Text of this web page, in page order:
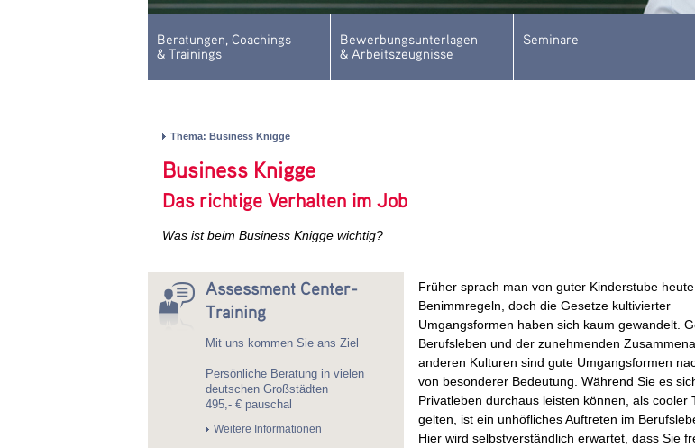
Beratungen, Coachings
& Trainings
Bewerbungsunterlagen
& Arbeitszeugnisse
Seminare
Thema: Business Knigge
Business Knigge
Das richtige Verhalten im Job
Was ist beim Business Knigge wichtig?
Assessment Center-
Training
Mit uns kommen Sie ans Ziel
Persönliche Beratung in vielen
deutschen Großstädten
495,- € pauschal
Weitere Informationen
Früher sprach man von guter Kinderstube
Benimmregeln, doch die Gesetze kultivierter
Umgangsformen haben sich kaum gewandelt.
Berufsleben und der zunehmenden
anderen Kulturen sind gute Umgangsformen
von besonderer Bedeutung. Während Sie es
Privatleben durchaus leisten können, als cooler
gelten, ist ein unhöfliches Auftreten im
Hier wird selbstverständlich erwartet, dass Sie